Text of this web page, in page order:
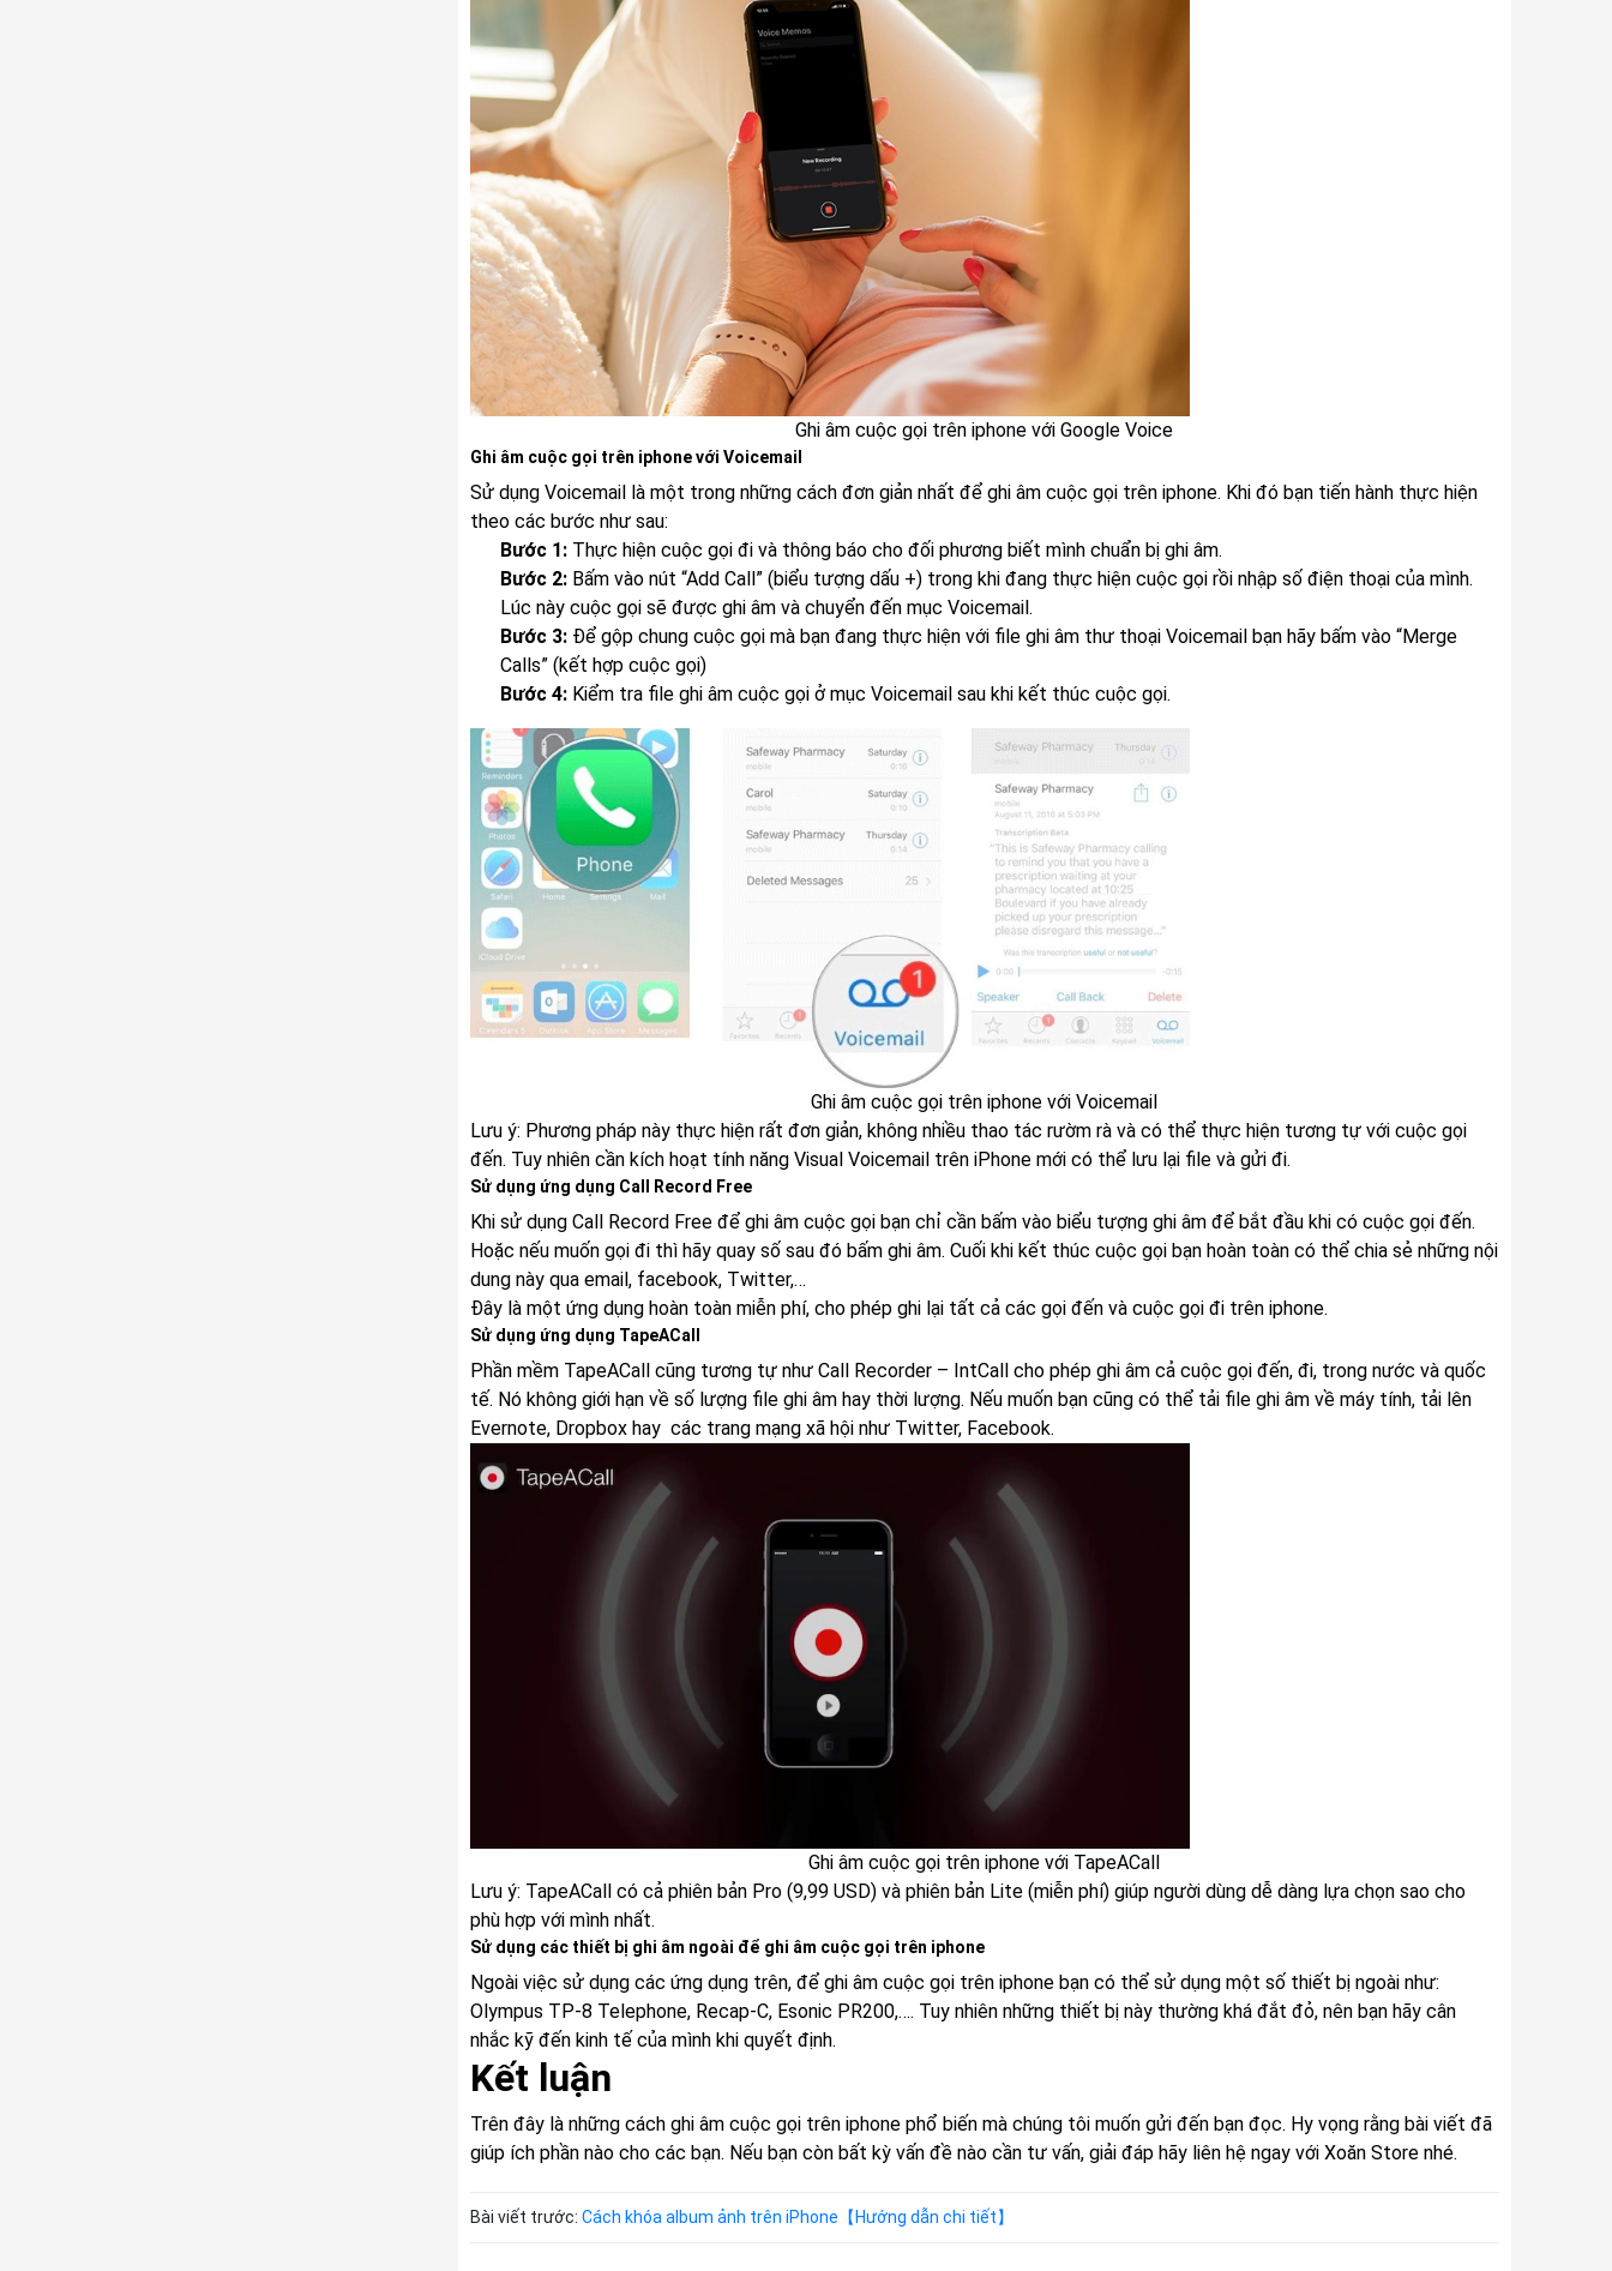
Ghi âm cuộc gọi trên iphone với Google Voice
Ghi âm cuộc gọi trên iphone với Voicemail
Sử dụng Voicemail là một trong những cách đơn giản nhất để ghi âm cuộc gọi trên iphone. Khi đó bạn tiến hành thực hiện
theo các bước như sau:
Bước 1: Thực hiện cuộc gọi đi và thông báo cho đối phương biết mình chuẩn bị ghi âm.
Bước 2: Bấm vào nút “Add Call” (biểu tượng dấu +) trong khi đang thực hiện cuộc gọi rồi nhập số điện thoại của mình.
Lúc này cuộc gọi sẽ được ghi âm và chuyển đến mục Voicemail.
Bước 3: Để gộp chung cuộc gọi mà bạn đang thực hiện với file ghi âm thư thoại Voicemail bạn hãy bấm vào “Merge
Calls” (kết hợp cuộc gọi)
Bước 4: Kiểm tra file ghi âm cuộc gọi ở mục Voicemail sau khi kết thúc cuộc gọi.
Ghi âm cuộc gọi trên iphone với Voicemail
Lưu ý: Phương pháp này thực hiện rất đơn giản, không nhiều thao tác rườm rà và có thể thực hiện tương tự với cuộc gọi
đến. Tuy nhiên cần kích hoạt tính năng Visual Voicemail trên iPhone mới có thể lưu lại file và gửi đi.
Sử dụng ứng dụng Call Record Free
Khi sử dụng Call Record Free để ghi âm cuộc gọi bạn chỉ cần bấm vào biểu tượng ghi âm để bắt đầu khi có cuộc gọi đến.
Hoặc nếu muốn gọi đi thì hãy quay số sau đó bấm ghi âm. Cuối khi kết thúc cuộc gọi bạn hoàn toàn có thể chia sẻ những nội
dung này qua email, facebook, Twitter,…
Đây là một ứng dụng hoàn toàn miễn phí, cho phép ghi lại tất cả các gọi đến và cuộc gọi đi trên iphone.
Sử dụng ứng dụng TapeACall
Phần mềm TapeACall cũng tương tự như Call Recorder – IntCall cho phép ghi âm cả cuộc gọi đến, đi, trong nước và quốc
tế. Nó không giới hạn về số lượng file ghi âm hay thời lượng. Nếu muốn bạn cũng có thể tải file ghi âm về máy tính, tải lên
Evernote, Dropbox hay các trang mạng xã hội như Twitter, Facebook.
Ghi âm cuộc gọi trên iphone với TapeACall
Lưu ý: TapeACall có cả phiên bản Pro (9,99 USD) và phiên bản Lite (miễn phí) giúp người dùng dễ dàng lựa chọn sao cho
phù hợp với mình nhất.
Sử dụng các thiết bị ghi âm ngoài để ghi âm cuộc gọi trên iphone
Ngoài việc sử dụng các ứng dụng trên, để ghi âm cuộc gọi trên iphone bạn có thể sử dụng một số thiết bị ngoài như:
Olympus TP-8 Telephone, Recap-C, Esonic PR200,…. Tuy nhiên những thiết bị này thường khá đắt đỏ, nên bạn hãy cân
nhắc kỹ đến kinh tế của mình khi quyết định.
Kết luận
Trên đây là những cách ghi âm cuộc gọi trên iphone phổ biến mà chúng tôi muốn gửi đến bạn đọc. Hy vọng rằng bài viết đã
giúp ích phần nào cho các bạn. Nếu bạn còn bất kỳ vấn đề nào cần tư vấn, giải đáp hãy liên hệ ngay với Xoăn Store nhé.
Bài viết trước: Cách khóa album ảnh trên iPhone【Hướng dẫn chi tiết】